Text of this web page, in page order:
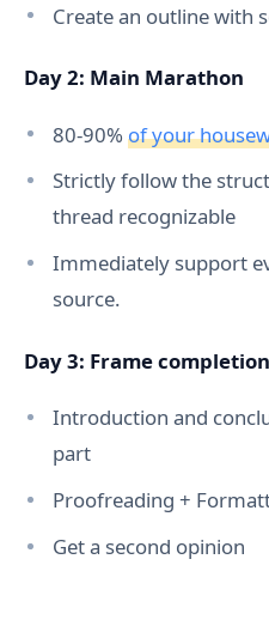
Create an outline with
Day 2: Main Marathon
80-90% of your
Strictly follow the
thread recognizable
Immediately support
source.
Day 3: Frame completion
Introduction and
part
Proofreading +
Get a second opinion